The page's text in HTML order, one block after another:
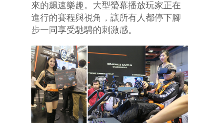
來的飆速樂趣。大型螢幕播放玩家正在
進行的賽程與視角，讓所有人都停下腳
步一同享受馳騁的刺激感。